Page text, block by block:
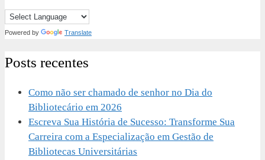
Powered by Translate
Posts recentes
Como não ser chamado de senhor no Dia do
Bibliotecário em 2026
Escreva Sua História de Sucesso: Transforme Sua
Carreira com a Especialização em Gestão de
Bibliotecas Universitárias